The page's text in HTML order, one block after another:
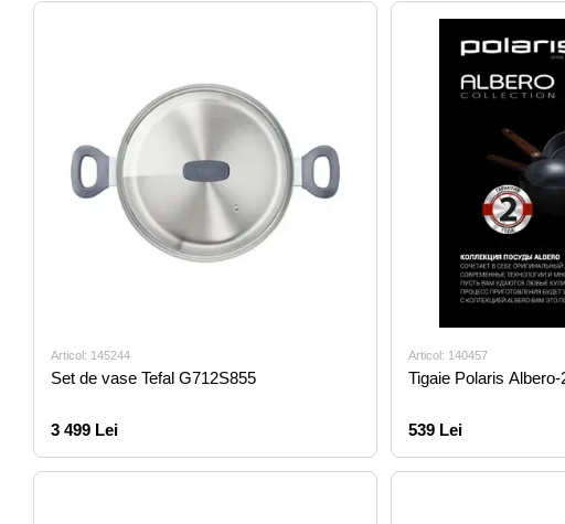
Articol: 145244
Set de vase Tefal G712S855
3 499 Lei
Articol: 140457
Tigaie Polaris Albero-
539 Lei